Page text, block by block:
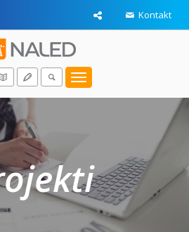
Kontakt
Toggle
navigation